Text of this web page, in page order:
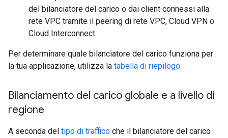
del bilanciatore del carico o dai client connessi alla
rete VPC tramite il peering di rete VPC, Cloud VPN o
Cloud Interconnect.
Per determinare quale bilanciatore del carico funziona per
la tua applicazione, utilizza la tabella di riepilogo.
Bilanciamento del carico globale e a livello di
regione
A seconda del tipo di traffico che il bilanciatore del carico